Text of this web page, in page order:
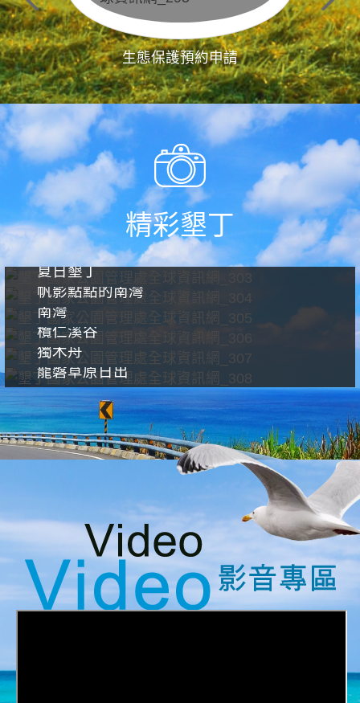
生態保護預約申請
精彩墾丁
夏日墾丁
帆影點點的南灣
南灣
欖仁溪谷
獨木舟
龍磐草原日出